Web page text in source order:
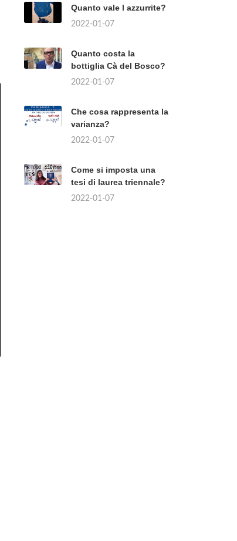
Quanto vale l azzurrite?
2022-01-07
Quanto costa la
bottiglia Cà del Bosco?
2022-01-07
Che cosa rappresenta la
varianza?
2022-01-07
Come si imposta una
tesi di laurea triennale?
2022-01-07